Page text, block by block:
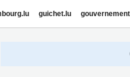
guichet.lu